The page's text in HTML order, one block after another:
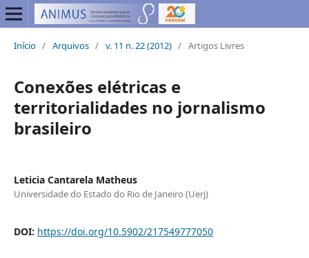
Início / Arquivos / v. 11 n. 22 (2012) / Artigos Livres
Conexões elétricas e
territorialidades no jornalismo
brasileiro
Leticia Cantarela Matheus
Universidade do Estado do Rio de Janeiro (Uerj)
DOI: https://doi.org/10.5902/217549777050